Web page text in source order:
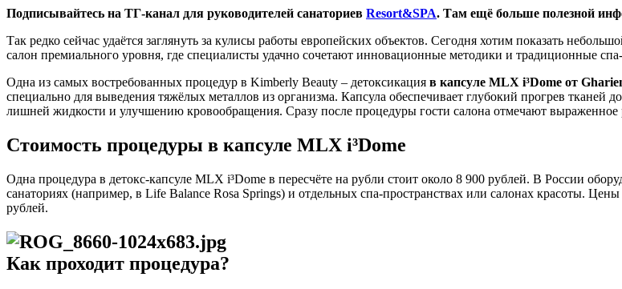
Подписывайтесь на ТГ-канал для руководителей санаториев Resort&SPA. Там ещё больше полезной
Так редко сейчас удаётся заглянуть за кулисы работы европейских объектов. Сегодня хотим показать
салон премиального уровня, где специалисты удачно сочетают инновационные методики и традиционные
Одна из самых востребованных процедур в Kimberly Beauty – детоксикация в капсуле MLX i³Dome от
специально для выведения тяжёлых металлов из организма. Капсула обеспечивает глубокий прогрев
лишней жидкости и улучшению кровообращения. Сразу после процедуры гости салона отмечают
Стоимость процедуры в капсуле MLX i³Dome
Одна процедура в детокс-капсуле MLX i³Dome в пересчёте на рубли стоит около 8 900 рублей. В России
санаториях (например, в Life Balance Rosa Springs) и отдельных спа-пространствах или салонах красоты.
рублей.
Как проходит процедура?